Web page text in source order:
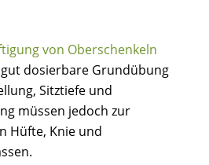
von Oberschenkeln
gut dosierbare Grundübung
Sitztiefe und
müssen jedoch zur
Hüfte, Knie und